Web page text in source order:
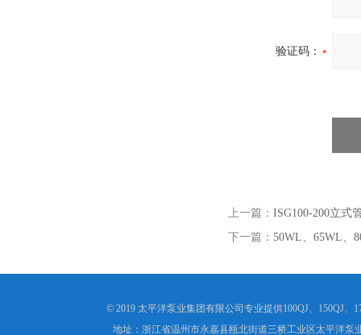
验证码：
上一篇： ISG100-200立式
下一篇： 50WL、65WL、
© 2019 太平洋泵业集团有限公司专业提供100QJ、150QJ
地址：浙江省温州市永嘉县瓯北街道三桥工业区太平洋泵